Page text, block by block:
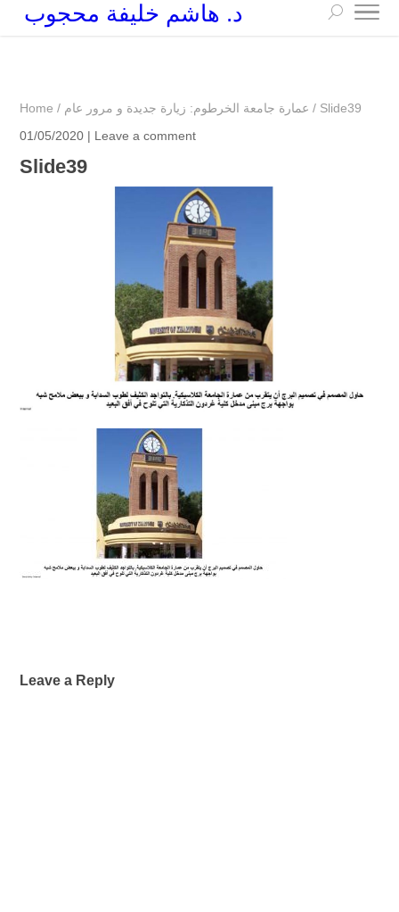
د. هاشم خليفة محجوب
Home / عمارة جامعة الخرطوم: زيارة جديدة و مرور عام / Slide39
01/05/2020 | Leave a comment
Slide39
Leave a Reply